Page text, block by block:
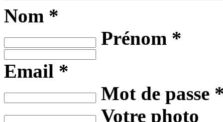
Nom *
Prénom *
Email *
Mot de passe
Votre photo